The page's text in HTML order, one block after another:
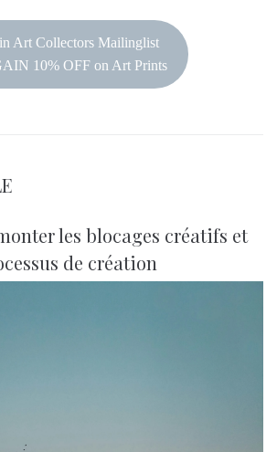
Art Collectors Mailinglist
10% OFF on Art Prints
les blocages créatifs et
de création